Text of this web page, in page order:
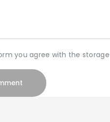
you agree with the